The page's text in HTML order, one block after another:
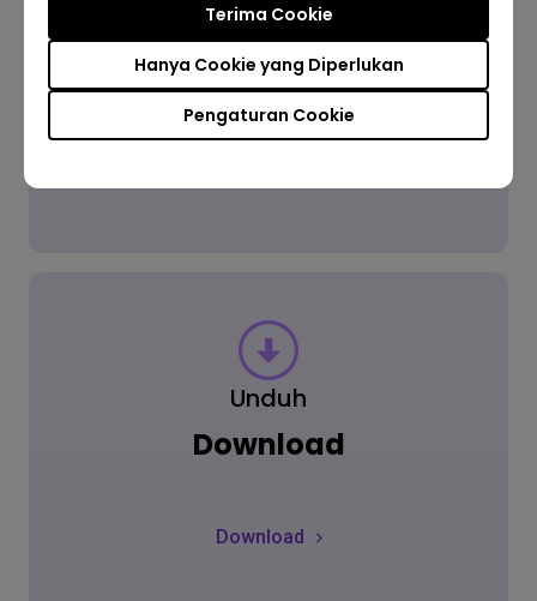
Pengaturan Cookie
Hanya Cookie yang Diperlukan
Terima Cookie
FAQ
FAQ
Unduh
Download
Download